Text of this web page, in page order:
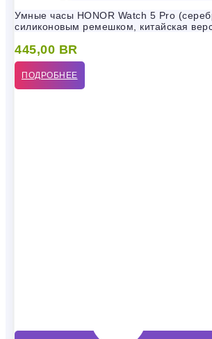
Умные часы HONOR Watch 5 Pro
силиконовым ремешком, китайская
445,00 BR
ПОДРОБНЕЕ